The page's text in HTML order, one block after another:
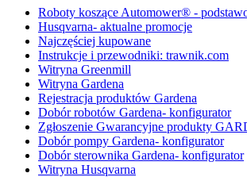
Roboty koszące Automower® -
Husqvarna- aktualne promocje
Najczęściej kupowane
Instrukcje i przewodniki: trawnik.com
Witryna Greenmill
Witryna Gardena
Rejestracja produktów Gardena
Dobór robotów Gardena- konfigurator
Zgłoszenie Gwarancyjne produkty
Dobór pompy Gardena- konfigurator
Dobór sterownika Gardena- konfigurator
Witryna Husqvarna